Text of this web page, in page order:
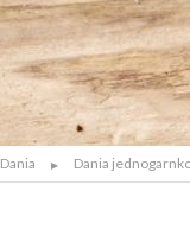
Dania Dania